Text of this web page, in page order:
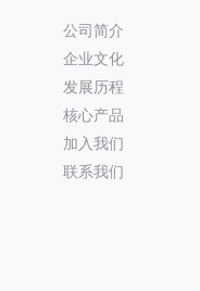
公司简介
企业文化
发展历程
核心产品
加入我们
联系我们